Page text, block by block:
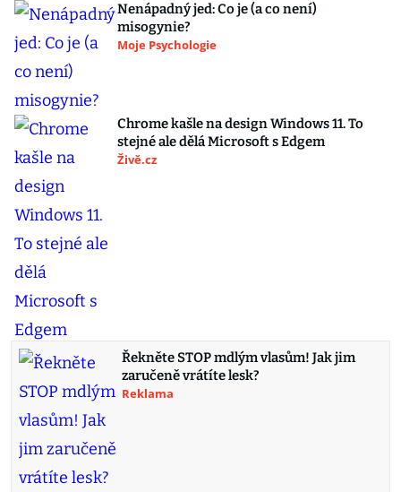
Nenápadný jed: Co je (a co není)
misogynie?
Moje Psychologie
Chrome kašle na design Windows 11. To
stejné ale dělá Microsoft s Edgem
Živě.cz
Řekněte STOP mdlým vlasům! Jak jim
zaručeně vrátíte lesk?
Reklama